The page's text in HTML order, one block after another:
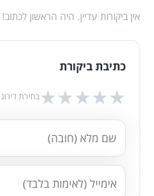
אין ביקורות עדיין. היה הראשון לכתוב!
כתיבת ביקורת
★★★★★ בחירת דירוג